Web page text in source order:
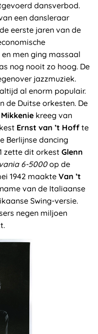
dansverbod.
een dansleraar
eerste jaren van de
men ging massaal
nog nooit zo hoog. De
jazzmuziek.
al enorm populair.
de Duitse orkesten. De
kreeg van
Ernst van ’t Hoff te
Berlijnse dancing
zette dit orkestGlenn
6-5000op de
1942 maakte Van ’t
van de Italiaanse
Swing-versie.
negen miljoen